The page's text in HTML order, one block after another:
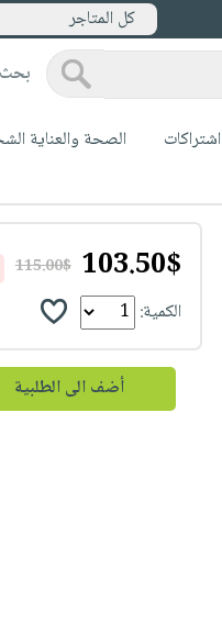
كل المتاجر
اشتراكات الصحة والعناية
103.50$
115.00$
الكمية: